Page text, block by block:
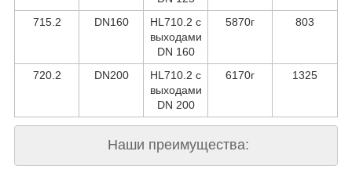
715.2
DN160
HL710.2 с
выходами
DN 160
5870г 803
720.2 DN200
HL710.2 с
выходами
DN 200
6170г 1325
Наши преимущества: